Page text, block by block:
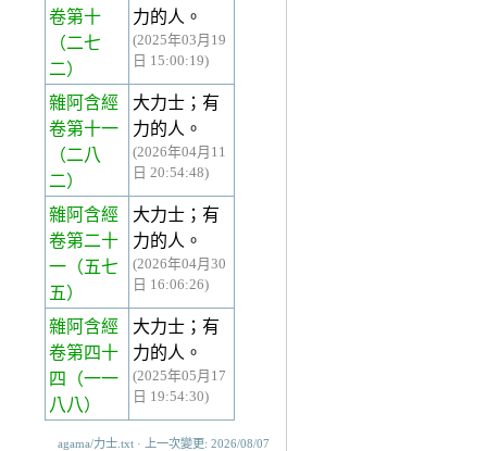
卷第十
（二七
二）
力的人。
(2025年03月19
日 15:00:19)
雜阿含經
卷第十一
（二八
二）
大力士；有
力的人。
(2026年04月11
日 20:54:48)
雜阿含經
卷第二十
一 （五七
五）
大力士；有
力的人。
(2026年04月30
日 16:06:26)
雜阿含經
卷第四十
四
（一一
八八）
大力士；有
力的人。
(2025年05月17
日 19:54:30)
agama/力士.txt · 上一次變更: 2026/08/07